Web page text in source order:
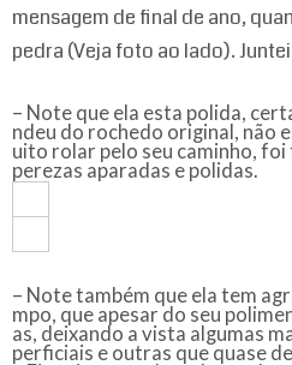
mensagem de final de ano,
pedra (Veja foto ao lado).
– Note que ela esta polida,
ndeu do rochedo original, não
uito rolar pelo seu caminho, foi
perezas aparadas e polidas.
– Note também que ela tem
mpo, que apesar do seu
as, deixando a vista algumas
perficiais e outras que quase